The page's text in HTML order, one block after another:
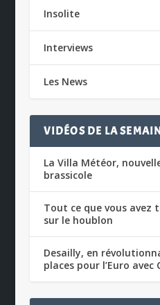
Insolite
Interviews
Les News
VIDÉOS DE LA
La Villa Météor,
brassicole
Tout ce que vous avez
sur le houblon
Desailly, en
places pour l’Euro avec